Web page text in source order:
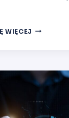
WIĘCEJ
ASANA)